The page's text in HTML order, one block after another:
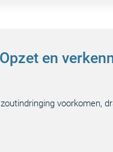
en
voorkomen,